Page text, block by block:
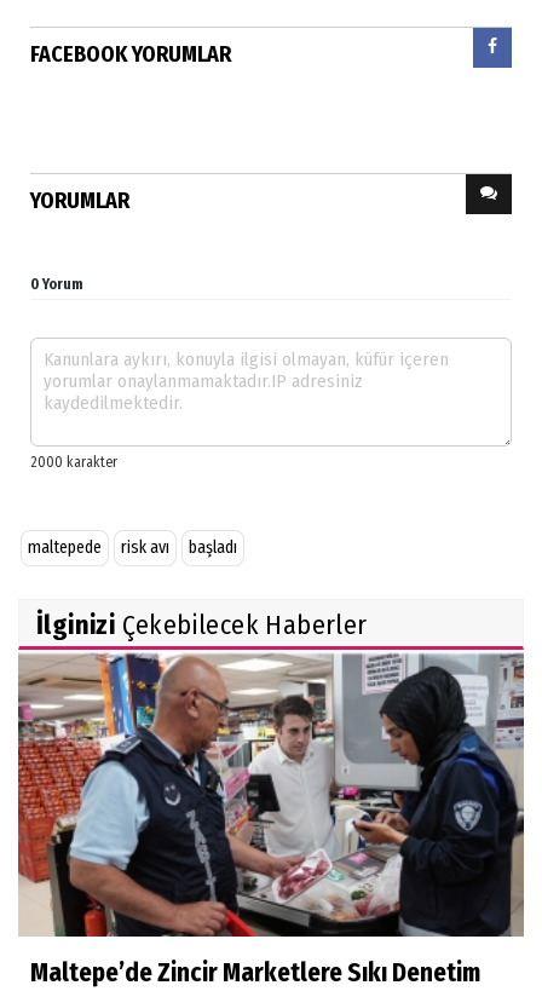
FACEBOOK YORUMLAR
YORUMLAR
0 Yorum
maltepede risk avı başladı
İlginizi Çekebilecek Haberler
Maltepe’de Zincir Marketlere Sıkı Denetim